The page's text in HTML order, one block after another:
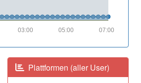
07:00
05:00
03:00
Plattformen (aller User)